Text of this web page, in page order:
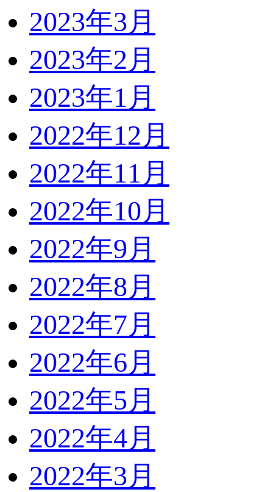
2023年3月
2023年2月
2023年1月
2022年12月
2022年11月
2022年10月
2022年9月
2022年8月
2022年7月
2022年6月
2022年5月
2022年4月
2022年3月